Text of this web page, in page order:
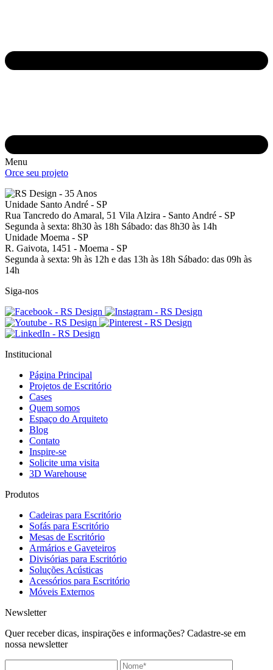
Menu
Orce seu projeto
Unidade Santo André - SP
Rua Tancredo do Amaral, 51 Vila Alzira - Santo André - SP
Segunda à sexta: 8h30 às 18h Sábado: das 8h30 às 14h
Unidade Moema - SP
R. Gaivota, 1451 - Moema - SP
Segunda à sexta: 9h às 12h e das 13h às 18h Sábado: das 09h às
14h
Siga-nos
Institucional
Página Principal
Projetos de Escritório
Cases
Quem somos
Espaço do Arquiteto
Blog
Contato
Inspire-se
Solicite uma visita
3D Warehouse
Produtos
Cadeiras para Escritório
Sofás para Escritório
Mesas de Escritório
Armários e Gaveteiros
Divisórias para Escritório
Soluções Acústicas
Acessórios para Escritório
Móveis Externos
Newsletter
Quer receber dicas, inspirações e informações? Cadastre-se em
nossa newsletter